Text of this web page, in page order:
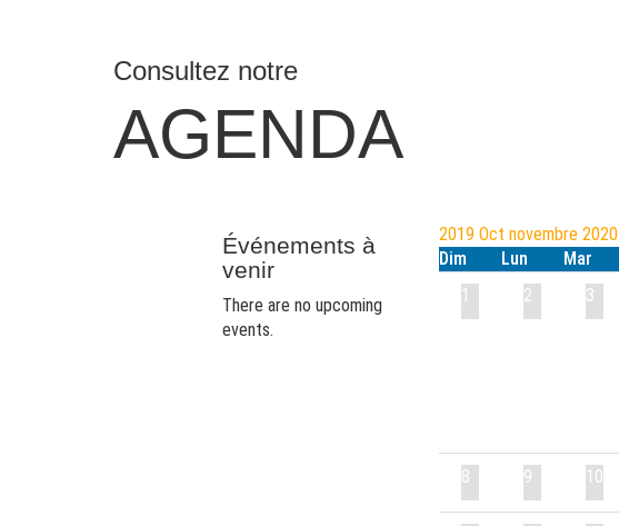
Consultez notre
AGENDA
Événements à
venir
There are no upcoming
events.
2019 Oct novembre 2020
Dim
Lun Mar
1
2 3
8 9 10